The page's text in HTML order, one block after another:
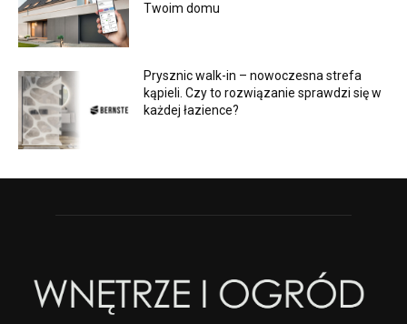
Twoim domu
Prysznic walk-in – nowoczesna strefa
kąpieli. Czy to rozwiązanie sprawdzi się w
każdej łazience?